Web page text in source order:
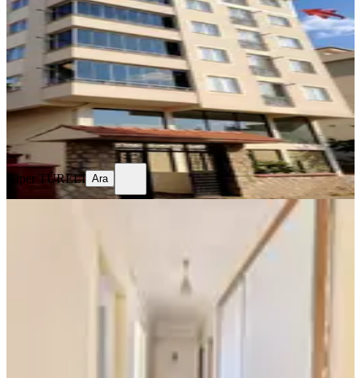
Onikişubat, Yunus Emre Mahallesi
1+1·40 m² · 5. Kat·05.08.2026
18.500 ₺
Alper TÜRELİ
Ara
Alper TÜRELİ Ara
Yeni Rota'dan Boğaziçi Mahallesi
Onikişubat, Boğaziçi Mahallesi
·04.08.2026
20.000 ₺